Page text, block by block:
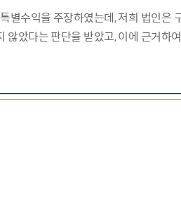
별수익을 주장하였는데, 저희 법인은
았다는 판단을 받았고, 이에 근거하